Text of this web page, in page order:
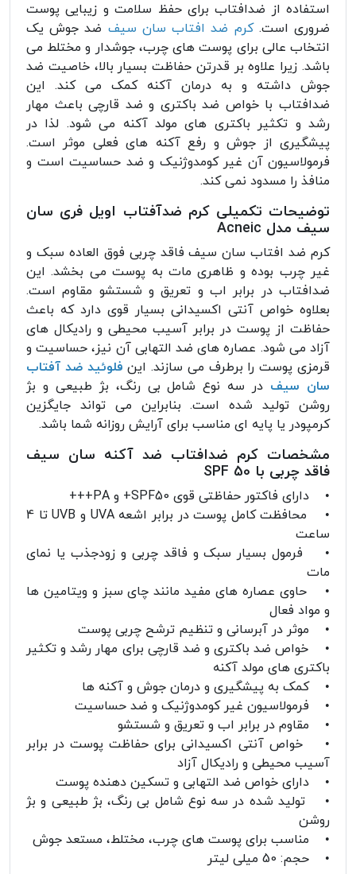
استفاده از ضدافتاب برای حفظ سلامت و زیبایی پوست
ضروری است.کرم ضد افتاب سان سیف ضد جوش یک
انتخاب عالی برای پوست های چرب، جوشدار و مختلط می
باشد. زیرا علاوه بر قدرتن حفاظت بسیار بالا، خاصیت ضد
جوش داشته و به درمان آکنه کمک می کند. این
ضدافتاب با خواص ضد باکتری و ضد قارچی باعث مهار
رشد و تکثیر باکتری های مولد آکنه می شود. لذا در
پیشگیری از جوش و رفع آکنه های فعلی موثر است.
فرمولاسیون آن غیر کومدوژنیک و ضد حساسیت است و
منافذ را مسدود نمی کند.
توضیحات تکمیلی کرم ضدآفتاب اویل فری سان
سیف مدل Acneic
کرم ضد افتاب سان سیف فاقد چربی فوق العاده سبک و
غیر چرب بوده و ظاهری مات به پوست می بخشد. این
ضدافتاب در برابر اب و تعریق و شستشو مقاوم است.
بعلاوه خواص آنتی اکسیدانی بسیار قوی دارد که باعث
حفاظت از پوست در برابر آسیب محیطی و رادیکال های
آزاد می شود. عصاره های ضد التهابی آن نیز، حساسیت و
قرمزی پوست را برطرف می سازند. اینفلوئید ضد آفتاب
سان سیف در سه نوع شامل بی رنگ، بژ طبیعی و بژ
روشن تولید شده است. بنابراین می تواند جایگزین
کرمپودر یا پایه ای مناسب برای آرایش روزانه شما باشد.
مشخصات کرم ضدافتاب ضد آکنه سان سیف
فاقد چربی با SPF 50
• دارای فاکتور حفاظتی قوی SPF50+ و PA+++
• محافظت کامل پوست در برابر اشعه UVA و UVB تا 4
ساعت
• فرمول بسیار سبک و فاقد چربی و زودجذب یا نمای
مات
• حاوی عصاره های مفید مانند چای سبز و ویتامین ها
و مواد فعال
• موثر در آبرسانی و تنظیم ترشح چربی پوست
• خواص ضد باکتری و ضد قارچی برای مهار رشد و تکثیر
باکتری های مولد آکنه
• کمک به پیشگیری و درمان جوش و آکنه ها
• فرمولاسیون غیر کومدوژنیک و ضد حساسیت
• مقاوم در برابر اب و تعریق و شستشو
• خواص آنتی اکسیدانی برای حفاظت پوست در برابر
آسیب محیطی و رادیکال آزاد
• دارای خواص ضد التهابی و تسکین دهنده پوست
• تولید شده در سه نوع شامل بی رنگ، بژ طبیعی و بژ
روشن
• مناسب برای پوست های چرب، مختلط، مستعد جوش
• حجم: 50 میلی لیتر